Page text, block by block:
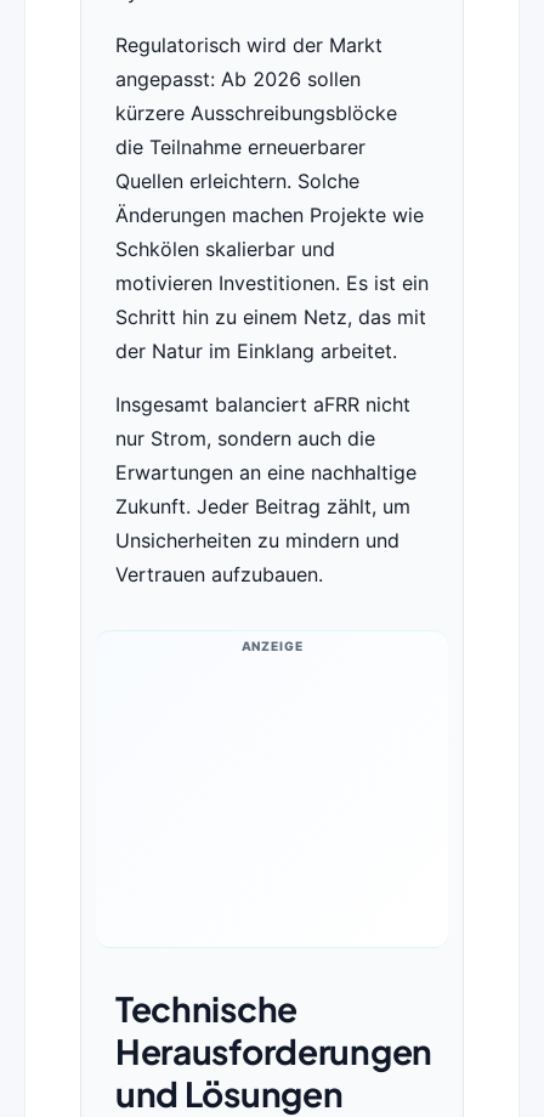
Regulatorisch wird der Markt
angepasst: Ab 2026 sollen
kürzere Ausschreibungsblöcke
die Teilnahme erneuerbarer
Quellen erleichtern. Solche
Änderungen machen Projekte wie
Schkölen skalierbar und
motivieren Investitionen. Es ist ein
Schritt hin zu einem Netz, das mit
der Natur im Einklang arbeitet.
Insgesamt balanciert aFRR nicht
nur Strom, sondern auch die
Erwartungen an eine nachhaltige
Zukunft. Jeder Beitrag zählt, um
Unsicherheiten zu mindern und
Vertrauen aufzubauen.
ANZEIGE
Technische
Herausforderungen
und Lösungen